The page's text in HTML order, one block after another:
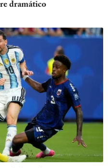
dramático